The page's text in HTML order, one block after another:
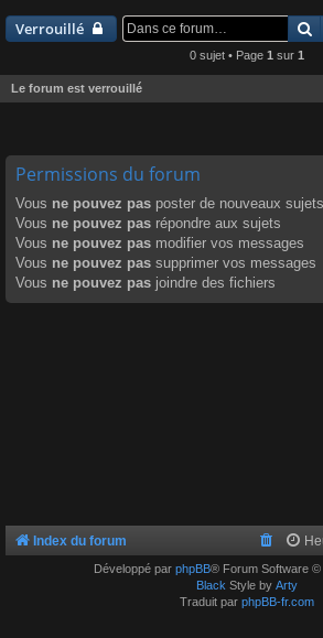
Verrouillé
0 sujet • Page 1 sur 1
Le forum est verrouillé
Permissions du forum
Vous ne pouvez pas poster de nouveaux sujets
Vous ne pouvez pas répondre aux sujets
Vous ne pouvez pas modifier vos messages
Vous ne pouvez pas supprimer vos messages
Vous ne pouvez pas joindre des fichiers
Index du forum
Développé par phpBB® Forum Software ©
Black Style by Arty
Traduit par phpBB-fr.com